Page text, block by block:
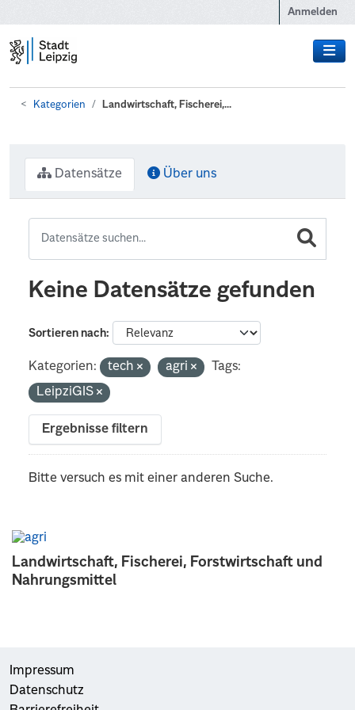
Anmelden
Kategorien Landwirtschaft, Fischerei,...
Landwirtschaft, Fischerei, Forstwirtschaft und
Nahrungsmittel
Datensätze Über uns
Keine Datensätze gefunden
Sortieren nach
Kategorien: tech agri
Tags:
LeipziGIS
Ergebnisse filtern
Bitte versuch es mit einer anderen Suche.
Impressum
Datenschutz